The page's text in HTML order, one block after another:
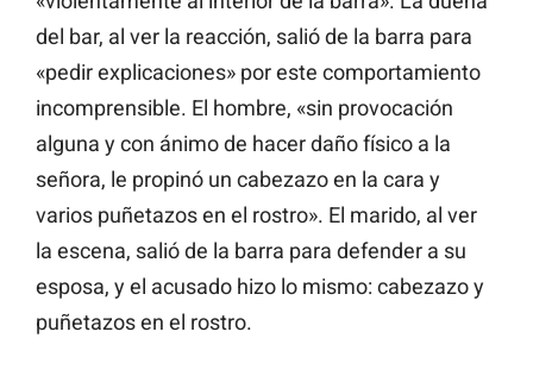
del bar, al ver la reacción, salió de la barra para
«pedir explicaciones» por este comportamiento
incomprensible. El hombre, «sin provocación
alguna y con ánimo de hacer daño físico a la
señora, le propinó un cabezazo en la cara y
varios puñetazos en el rostro». El marido, al ver
la escena, salió de la barra para defender a su
esposa, y el acusado hizo lo mismo: cabezazo y
puñetazos en el rostro.